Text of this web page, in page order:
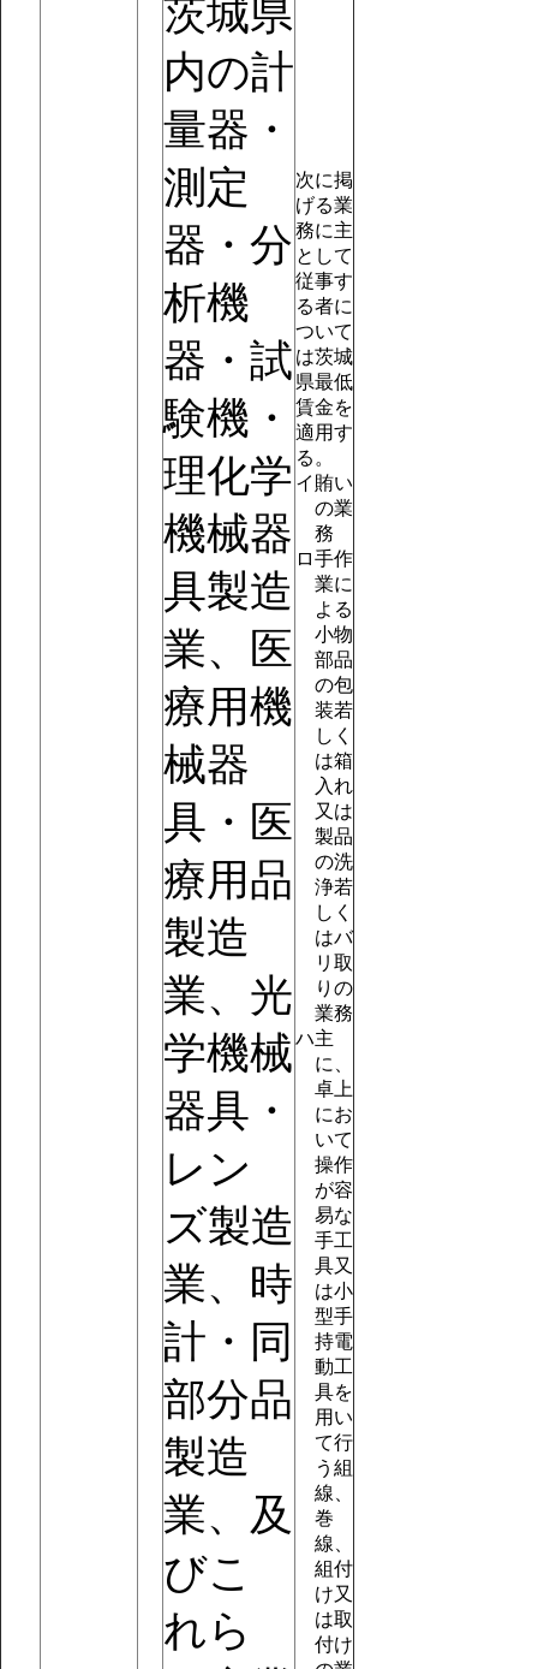
次に掲
げる業
務に主
として
従事す
る者に
ついて
は茨城
県最低
賃金を
適用す
る。
イ 賄い
の業
務
ロ手作
業に
よる
小物
部品
の包
装若
しく
は箱
入れ
又は
製品
の洗
浄若
しく
はバ
リ取
りの
業務
ハ主
に、
卓上
にお
いて
操作
が容
易な
手工
具又
は小
型手
持電
動工
具を
用い
て行
う組
線、
巻
線、
組付
け又
は取
付け
茨城県
内の計
量器・
測定
器・分
析機
器・試
験機・
理化学
機械器
具製造
業、医
療用機
械器
具・医
療用品
製造
業、光
学機械
器具・
レン
ズ製造
業、時
計・同
部分品
製造
業、及
びこ
れら